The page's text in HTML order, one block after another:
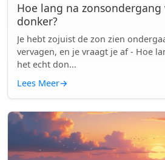
Hoe lang na
donker?
Je hebt zojuist de zon zien
vervagen, en je vraagt je af - Hoe
het echt don...
Lees Meer→